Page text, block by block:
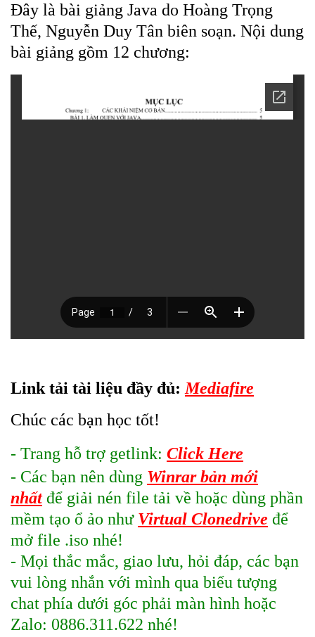
Đây là bài giảng Java do Hoàng Trọng
Thế, Nguyễn Duy Tân biên soạn. Nội dung
bài giảng gồm 12 chương:
Link tải tài liệu đầy đủ: Mediafire
Chúc các bạn học tốt!
- Trang hỗ trợ getlink: Click Here
- Các bạn nên dùng Winrar bản mới
nhấtđể giải nén file tải về hoặc dùng phần
mềm tạo ổ ảo như Virtual Clonedrive để
mở file .iso nhé!
- Mọi thắc mắc, giao lưu, hỏi đáp, các bạn
vui lòng nhắn với mình qua biểu tượng
chat phía dưới góc phải màn hình hoặc
Zalo: 0886.311.622 nhé!